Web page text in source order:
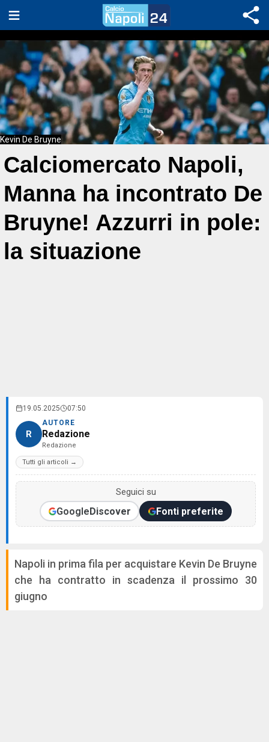
Kevin De Bruyne
Calciomercato Napoli,
Manna ha incontrato De
Bruyne! Azzurri in pole:
la situazione
19.05.2025 07:50
R
AUTORE
Redazione
Redazione
Tutti gli articoli →
Seguici su
GoogleDiscover Fonti preferite
Napoli in prima fila per acquistare Kevin De Bruyne
che ha contratto in scadenza il prossimo 30
giugno